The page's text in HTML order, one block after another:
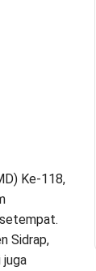
Ke-118,
Sidrap,
juga